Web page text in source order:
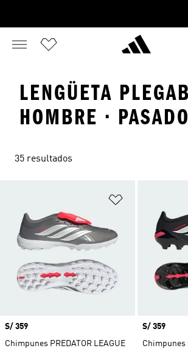
LENGÜETA
HOMBRE ·
35 resultados
Precio
S/ 359
Chimpunes PREDATOR LEAGUE
Precio
S/ 359
Chimpunes